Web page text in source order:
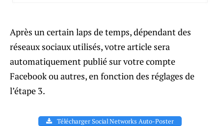
Après un certain laps de temps, dépendant des
réseaux sociaux utilisés, votre article sera
automatiquement publié sur votre compte
Facebook ou autres, en fonction des réglages de
l’étape 3.
Télécharger Social Networks Auto-Poster